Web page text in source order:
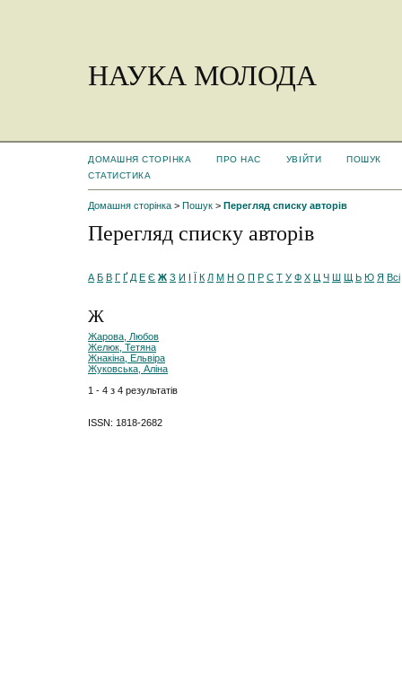
НАУКА МОЛОДА
ДОМАШНЯ СТОРІНКА ПРО НАС УВІЙТИ
ПОШУК
СТАТИСТИКА
Домашня сторінка > Пошук > Перегляд списку авторів
Перегляд списку авторів
А Б В Г Ґ Д Е Є Ж З И І Ї К Л М Н О П Р С Т У Ф Х Ц Ч Ш Щ Ь Ю Я Всі
Ж
Жарова, Любов
Желюк, Тетяна
Жнакіна, Ельвіра
Жуковська, Аліна
1 - 4 з 4 результатів
ISSN: 1818-2682